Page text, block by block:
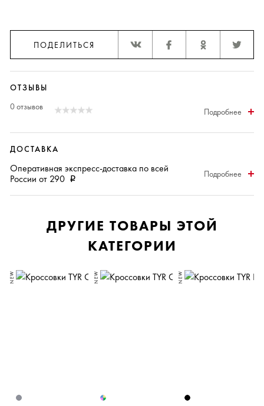
ПОДЕЛИТЬСЯ
ОТЗЫВЫ
0 отзывов
Подробнее
ДОСТАВКА
Оперативная экспресс-доставка по всей
России от 290 i
Подробнее
ДРУГИЕ ТОВАРЫ ЭТОЙ
КАТЕГОРИИ
NEW NEW NEW